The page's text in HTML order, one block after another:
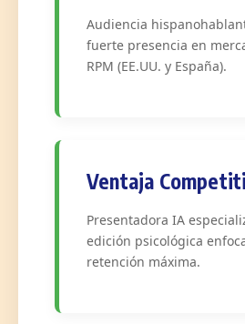
Audiencia
fuerte presencia en
RPM (EE.UU. y España).
Ventaja
Presentadora IA
edición psicológica
retención máxima.